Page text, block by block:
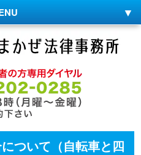
ついて（自転車と四